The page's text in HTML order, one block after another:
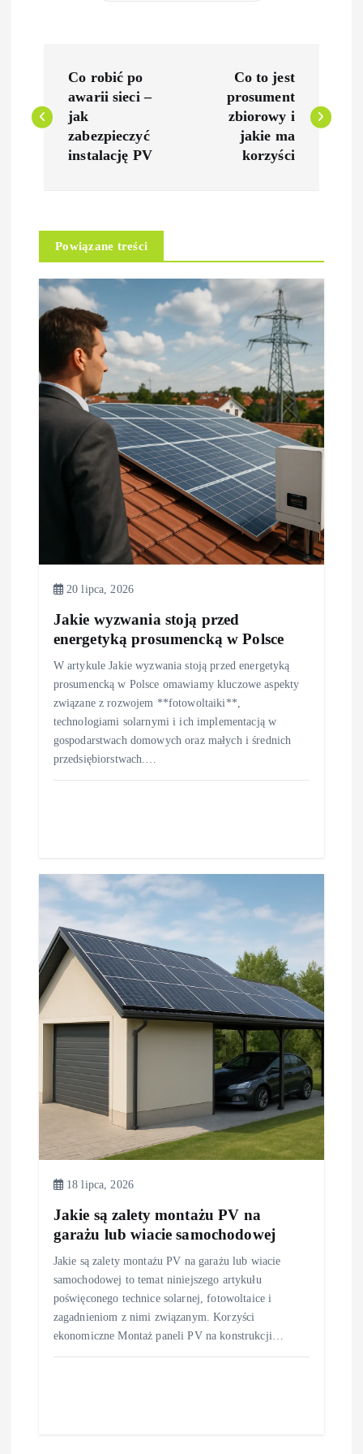
a
g
a
c
a
w
Co robić po
awarii sieci –
jak
zabezpieczyć
instalację PV
Co to jest
prosument
zbiorowy i
jakie ma
korzyści
Powiązane treści
20 lipca, 2026
Jakie wyzwania stoją przed
energetyką prosumencką w Polsce
W artykule Jakie wyzwania stoją przed energetyką
prosumencką w Polsce omawiamy kluczowe aspekty
związane z rozwojem **fotowoltaiki**,
technologiami solarnymi i ich implementacją w
gospodarstwach domowych oraz małych i średnich
przedsiębiorstwach.…
18 lipca, 2026
Jakie są zalety montażu PV na
garażu lub wiacie samochodowej
Jakie są zalety montażu PV na garażu lub wiacie
samochodowej to temat niniejszego artykułu
poświęconego technice solarnej, fotowoltaice i
zagadnieniom z nimi związanym. Korzyści
ekonomiczne Montaż paneli PV na konstrukcji…